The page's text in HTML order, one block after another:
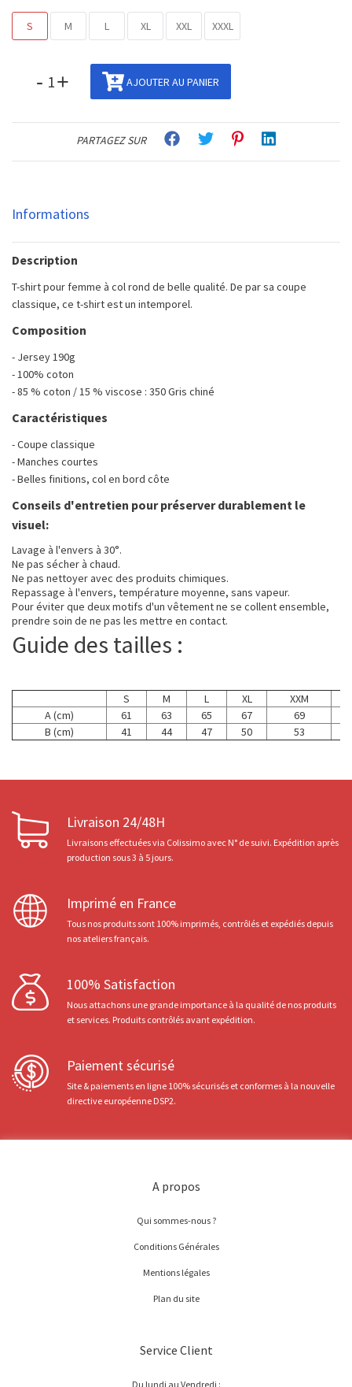
S M L XL XXL XXXL
- + AJOUTER AU PANIER
PARTAGEZ SUR
Informations
Description
T-shirt pour femme à col rond de belle qualité. De par sa coupe
classique, ce t-shirt est un intemporel.
Composition
- Jersey 190g
- 100% coton
- 85 % coton / 15 % viscose : 350 Gris chiné
Caractéristiques
- Coupe classique
- Manches courtes
- Belles finitions, col en bord côte
Conseils d'entretien pour préserver durablement le
visuel:
Lavage à l'envers à 30°.
Ne pas sécher à chaud.
Ne pas nettoyer avec des produits chimiques.
Repassage à l'envers, température moyenne, sans vapeur.
Pour éviter que deux motifs d'un vêtement ne se collent ensemble,
prendre soin de ne pas les mettre en contact.
Guide des tailles :
S M L XL
XXM
A (cm)
61 63 65 67
69
B (cm)
41 44 47 50 53
Livraison 24/48H
Livraisons effectuées via Colissimo avec N° de suivi. Expédition après
production sous 3 à 5 jours.
Imprimé en France
Tous nos produits sont 100% imprimés, contrôlés et expédiés depuis
nos ateliers français.
100% Satisfaction
Nous attachons une grande importance à la qualité de nos produits
et services. Produits contrôlés avant expédition.
Paiement sécurisé
Site & paiements en ligne 100% sécurisés et conformes à la nouvelle
directive européenne DSP2.
A propos
Qui sommes-nous ?
Conditions Générales
Mentions légales
Plan du site
Service Client
Du lundi au Vendredi :